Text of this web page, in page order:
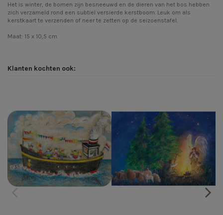
Het is winter, de bomen zijn besneeuwd en de dieren van het bos hebben
zich verzameld rond een subtiel versierde kerstboom. Leuk om als
kerstkaart te verzenden of neer te zetten op de seizoenstafel.
Maat: 15 x 10,5 cm
Klanten kochten ook: